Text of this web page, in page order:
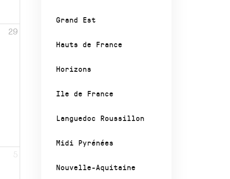
Grand Est
Hauts de France
Horizons
Ile de France
Languedoc Roussillon
Midi Pyrénées
Nouvelle-Aquitaine
29
5